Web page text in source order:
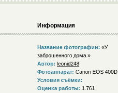
Информация
Название фотографии: «У
заброшенного дома.»
Автор: leonid248
Фотоаппарат: Canon EOS 400D
Условия съёмки:
Оценка работы: 1.761